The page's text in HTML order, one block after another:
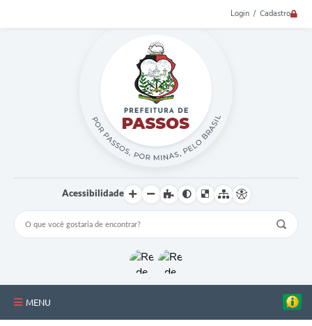
Login / Cadastro
Acessibilidade
MENU